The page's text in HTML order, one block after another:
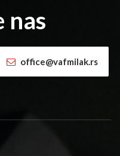
office@vafmilak.rs